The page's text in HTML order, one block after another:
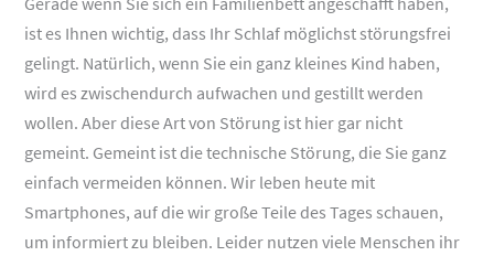
ist es Ihnen wichtig, dass Ihr Schlaf möglichst störungsfrei
gelingt. Natürlich, wenn Sie ein ganz kleines Kind haben,
wird es zwischendurch aufwachen und gestillt werden
wollen. Aber diese Art von Störung ist hier gar nicht
gemeint. Gemeint ist die technische Störung, die Sie ganz
einfach vermeiden können. Wir leben heute mit
Smartphones, auf die wir große Teile des Tages schauen,
um informiert zu bleiben. Leider nutzen viele Menschen ihr